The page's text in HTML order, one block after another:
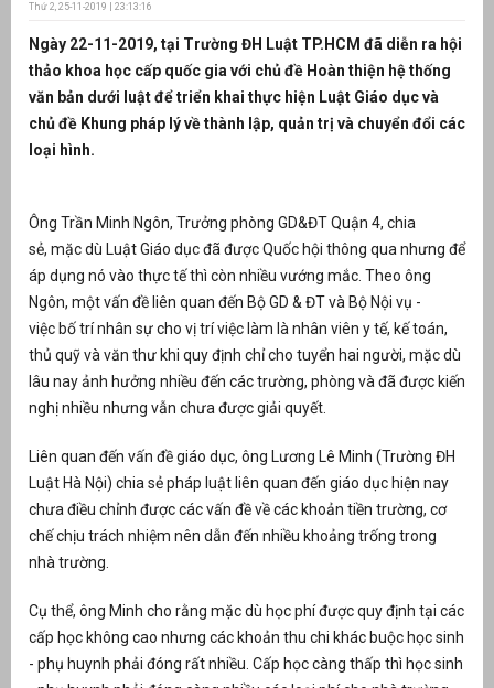
Thứ 2, 25-11-2019 | 23:13:16
Ngày 22-11-2019, tại Trường ĐH Luật TP.HCM đã diễn ra hội
thảo khoa học cấp quốc gia với chủ đề Hoàn thiện hệ thống
văn bản dưới luật để triển khai thực hiện Luật Giáo dục và
chủ đề Khung pháp lý về thành lập, quản trị và chuyển đổi các
loại hình.
Ông Trần Minh Ngôn, Trưởng phòng GD&ĐT Quận 4, chia
sẻ, mặc dù Luật Giáo dục đã được Quốc hội thông qua nhưng để
áp dụng nó vào thực tế thì còn nhiều vướng mắc. Theo ông
Ngôn, một vấn đề liên quan đến Bộ GD & ĐT và Bộ Nội vụ -
việc bố trí nhân sự cho vị trí việc làm là nhân viên y tế, kế toán,
thủ quỹ và văn thư khi quy định chỉ cho tuyển hai người, mặc dù
lâu nay ảnh hưởng nhiều đến các trường, phòng và đã được kiến
nghị nhiều nhưng vẫn chưa được giải quyết.
Liên quan đến vấn đề giáo dục, ông Lương Lê Minh (Trường ĐH
Luật Hà Nội) chia sẻ pháp luật liên quan đến giáo dục hiện nay
chưa điều chỉnh được các vấn đề về các khoản tiền trường, cơ
chế chịu trách nhiệm nên dẫn đến nhiều khoảng trống trong
nhà trường.
Cụ thể, ông Minh cho rằng mặc dù học phí được quy định tại các
cấp học không cao nhưng các khoản thu chi khác buộc học sinh
- phụ huynh phải đóng rất nhiều. Cấp học càng thấp thì học sinh